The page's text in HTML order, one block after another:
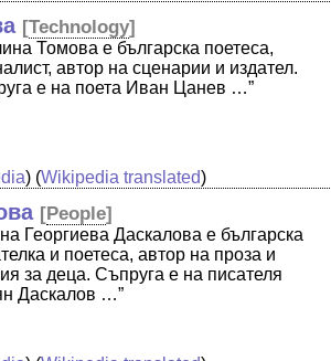
[Technology]
Томова е българска поетеса,
автор на сценарии и издател.
е на поета Иван Цанев …”
) (Wikipedia translated)
[People]
Георгиева Даскалова е българска
и поетеса, автор на проза и
за деца. Съпруга е на писателя
Даскалов …”